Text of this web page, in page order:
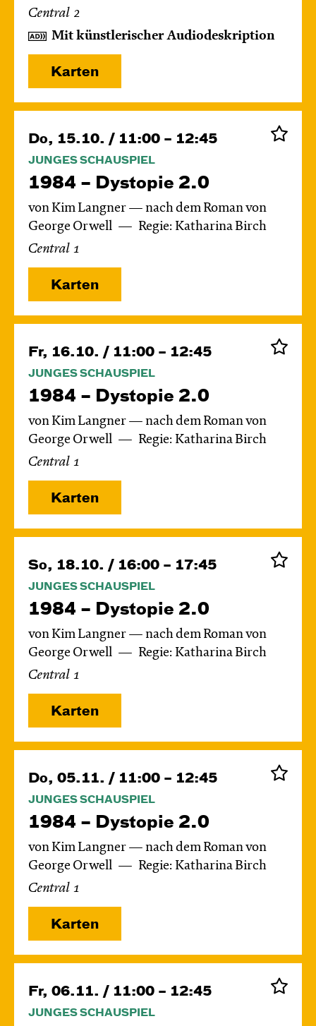
Central 2
Mit künstlerischer Audiodeskription
Karten
Do, 15.10. / 11:00 – 12:45
JUNGES SCHAUSPIEL
1984 – Dystopie 2.0
von Kim Langner — nach dem Roman von
George Orwell
Regie: Katharina Birch
Central 1
Karten
Fr, 16.10. / 11:00 – 12:45
JUNGES SCHAUSPIEL
1984 – Dystopie 2.0
von Kim Langner — nach dem Roman von
George Orwell
Regie: Katharina Birch
Central 1
Karten
So, 18.10. / 16:00 – 17:45
JUNGES SCHAUSPIEL
1984 – Dystopie 2.0
von Kim Langner — nach dem Roman von
George Orwell
Regie: Katharina Birch
Central 1
Karten
Do, 05.11. / 11:00 – 12:45
JUNGES SCHAUSPIEL
1984 – Dystopie 2.0
von Kim Langner — nach dem Roman von
George Orwell
Regie: Katharina Birch
Central 1
Karten
Fr, 06.11. / 11:00 – 12:45
JUNGES SCHAUSPIEL